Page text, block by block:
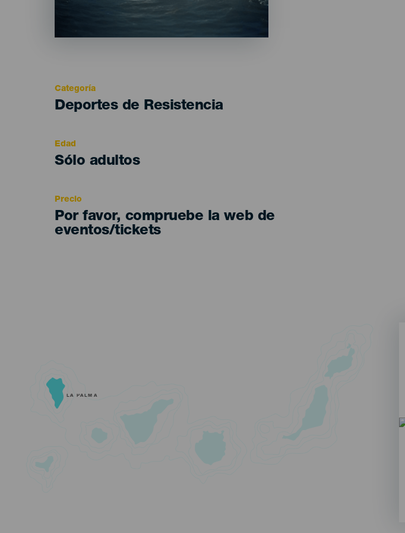
Categoría
Categoría
Deportes de Resistencia
Edad
Edad
Sólo adultos
Precio
Por favor, compruebe la web de
eventos/tickets
LA PALMA